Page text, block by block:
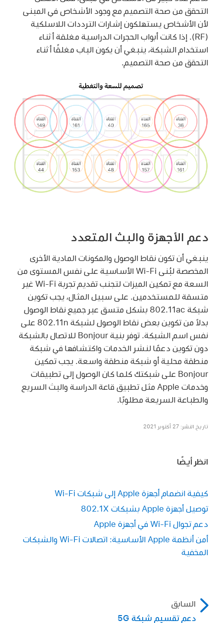
التحقق من صحة التصميم مع وجود الأشخاص في المبنى
لأن الأشخاص يستهلكون إشارات الترددات اللاسلكية
(RF). إذا كانت أبواب الحجرات الدراسية مغلقة أثناء
استخدام الشبكة، ينبغي أن يكون الباب مغلقًا أثناء
التحقق من صحة التصميم.
دعم الأجهزة والبث المتعدد
ينبغي أن تكون نقاط الوصول والمكونات المادية الأخرى
المخصصة لبُنى Wi-Fi الأساسية على نفس المستوى من
السعة مع تمكين الميزات لتجنب تقديم تجربة Wi-Fi غير
متسقة للمستخدمين. على سبيل المثال، يجب تكوين
شبكة 802.11ac بشكل متسق عبر جميع نقاط الوصول
بدلاً من تكوين بعض نقاط الوصول لشبكة 802.11n على
نفس اسم الشبكة. توفر بنية Bonjour للاتصال بالشبكة
دون تكوين دعمًا لنشر الخدمات واكتشافها في شبكة
منطقة محلية أو شبكة منطقة واسعة. يجب تمكين
Bonjour على شبكتك كلما كان الوصول إلى تطبيقات
وخدمات Apple مثل تطبيق قاعة الدراسة والبث السريع
والطباعة السريعة مطلوبًا.
تاريخ النشر: 27 أكتوبر 2021
انظر أيضًا
كيفية انضمام أجهزة Apple إلى شبكات Wi-Fi
توصيل أجهزة Apple بشبكات 802.1X
دعم تجوال Wi-Fi في أجهزة Apple
أمن أنظمة Apple الأساسية: اتصالات Wi-Fi والشبكات
المخفية
السابق
دعم تقسيم شبكة 5G